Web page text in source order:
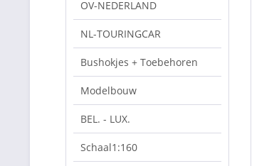
OV-NEDERLAND
NL-TOURINGCAR
Bushokjes + Toebehoren
Modelbouw
BEL. - LUX.
Schaal1:160